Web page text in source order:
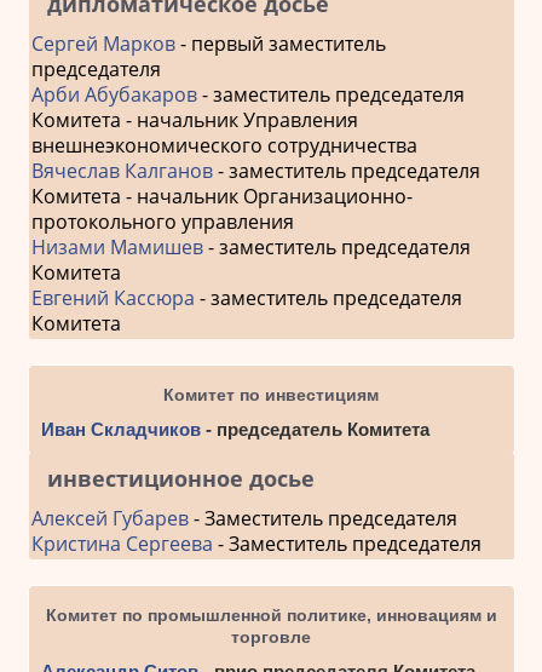
Сергей Марков- первый заместитель
председателя
Арби Абубакаров- заместитель председателя
Комитета - начальник Управления
внешнеэкономического сотрудничества
Вячеслав Калганов- заместитель председателя
Комитета - начальник Организационно-
протокольного управления
Низами Мамишев- заместитель председателя
Комитета
Евгений Кассюра - заместитель председателя
Комитета
Комитет по инвестициям
Иван Складчиков- председатель Комитета
инвестиционное досье
Алексей Губарев- Заместитель председателя
Кристина Сергеева - Заместитель председателя
Комитет по промышленной политике, инновациям и
торговле